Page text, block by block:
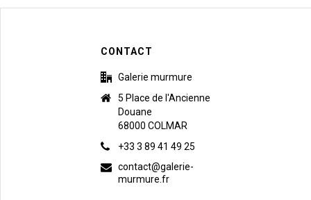
CONTACT
Galerie murmure
5 Place de l'Ancienne
Douane
68000 COLMAR
+33 3 89 41 49 25
contact@galerie-
murmure.fr